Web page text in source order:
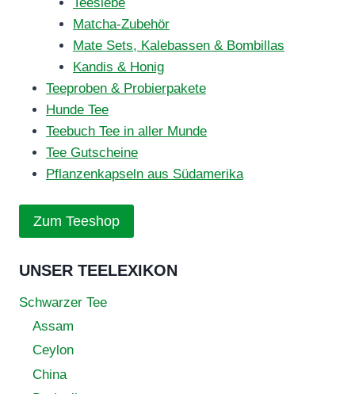
Matcha-Zubehör
Mate Sets, Kalebassen & Bombillas
Kandis & Honig
Teeproben & Probierpakete
Hunde Tee
Teebuch Tee in aller Munde
Tee Gutscheine
Pflanzenkapseln aus Südamerika
Zum Teeshop
UNSER TEELEXIKON
Schwarzer Tee
Assam
Ceylon
China